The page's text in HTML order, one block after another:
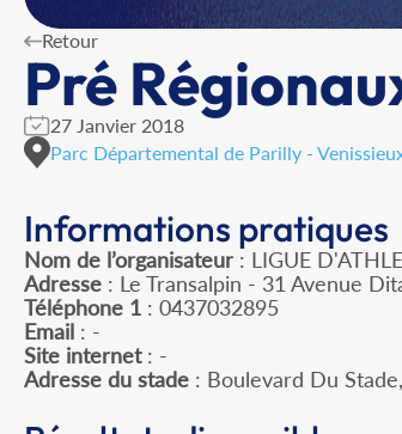
Retour
Pré
27 Janvier 2018
Parc Départemental de Parilly -
Informations pratiques
Nom de l’organisateur : LIGUE
Adresse : Le Transalpin - 31 Avenue
Téléphone 1 : 0437032895
Email : -
Site internet: -
Adresse du stade : Boulevard Du